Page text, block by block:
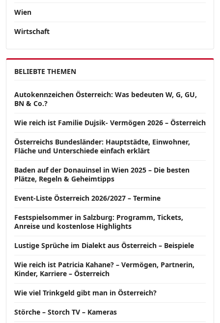
Wien
Wirtschaft
BELIEBTE THEMEN
Autokennzeichen Österreich: Was bedeuten W, G, GU,
BN & Co.?
Wie reich ist Familie Dujsik- Vermögen 2026 – Österreich
Österreichs Bundesländer: Hauptstädte, Einwohner,
Fläche und Unterschiede einfach erklärt
Baden auf der Donauinsel in Wien 2025 – Die besten
Plätze, Regeln & Geheimtipps
Event-Liste Österreich 2026/2027 – Termine
Festspielsommer in Salzburg: Programm, Tickets,
Anreise und kostenlose Highlights
Lustige Sprüche im Dialekt aus Österreich – Beispiele
Wie reich ist Patricia Kahane? – Vermögen, Partnerin,
Kinder, Karriere – Österreich
Wie viel Trinkgeld gibt man in Österreich?
Störche – Storch TV – Kameras